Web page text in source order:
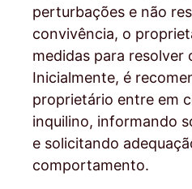
perturbações e não
convivência, o
medidas para resolver
Inicialmente, é
proprietário entre em
inquilino, informando
e solicitando
comportamento.